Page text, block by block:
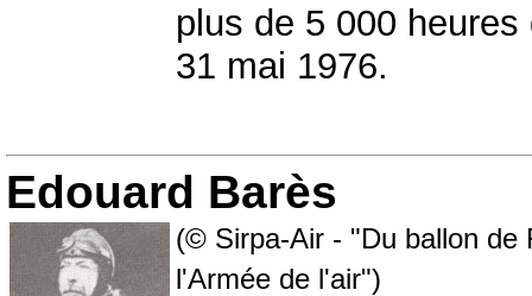
plus de 5 000
31 mai 1976.
Edouard Barès
(© Sirpa-Air - "Du ballon de
l'Armée de l'air")